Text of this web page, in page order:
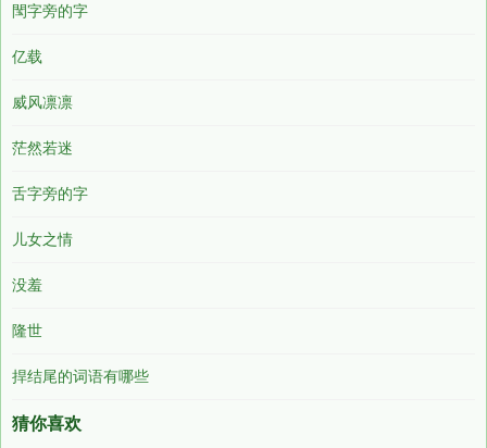
閠字旁的字
亿载
威风凛凛
茫然若迷
舌字旁的字
儿女之情
没羞
隆世
捍结尾的词语有哪些
猜你喜欢